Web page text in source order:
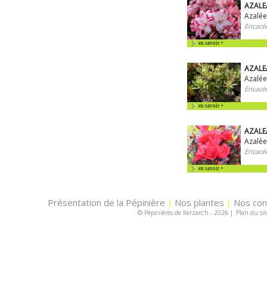
en savoir +
en savoir +
en savoir +
Présentation de la Pépinière | Nos plantes | Nos
© Pépinières de Kerzarc'h - 2026 | Plan du